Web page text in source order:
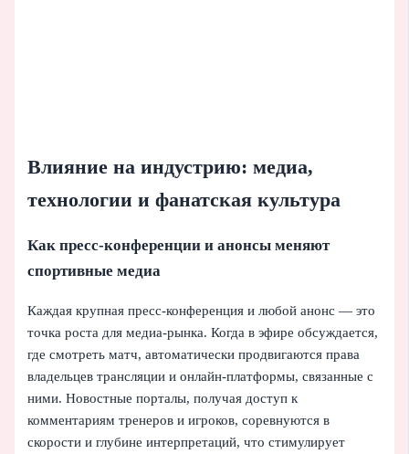
Влияние на индустрию: медиа,
технологии и фанатская культура
Как пресс-конференции и анонсы меняют
спортивные медиа
Каждая крупная пресс-конференция и любой анонс — это
точка роста для медиа-рынка. Когда в эфире обсуждается,
где смотреть матч, автоматически продвигаются права
владельцев трансляции и онлайн-платформы, связанные с
ними. Новостные порталы, получая доступ к
комментариям тренеров и игроков, соревнуются в
скорости и глубине интерпретаций, что стимулирует